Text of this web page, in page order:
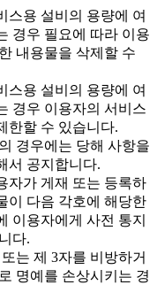
용 설비의 용량에 여
경우 필요에 따라 이용
내용물을 삭제할 수
용 설비의 용량에 여
경우 이용자의 서비스
한할 수 있습니다.
경우에는 당해 사항을
서 공지합니다.
자가 게재 또는 등록하
이 다음 각호에 해당한
이용자에게 사전 통지
다.
는 제 3자를 비방하거
명예를 손상시키는 경